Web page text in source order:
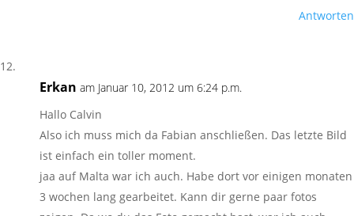
Antworten
Erkan am Januar 10, 2012 um 6:24 p.m.
Hallo Calvin
Also ich muss mich da Fabian anschließen. Das letzte Bild
ist einfach ein toller moment.
jaa auf Malta war ich auch. Habe dort vor einigen monaten
3 wochen lang gearbeitet. Kann dir gerne paar fotos